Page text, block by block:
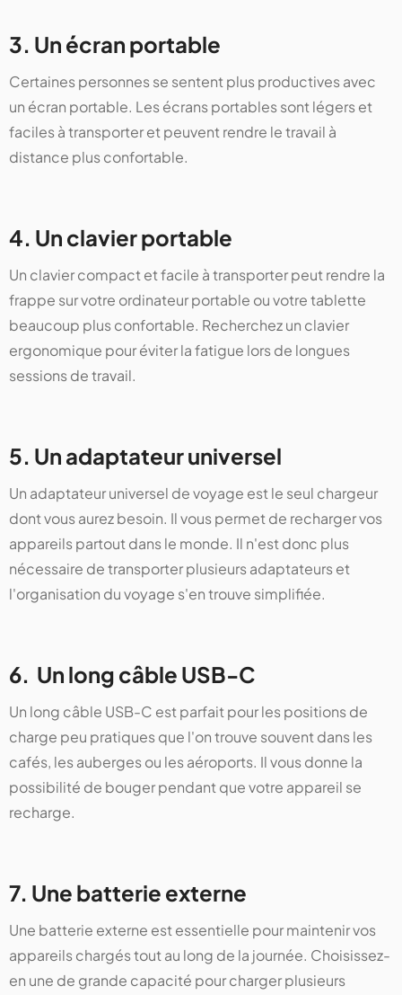
3. Un écran portable
Certaines personnes se sentent plus productives avec
un écran portable. Les écrans portables sont légers et
faciles à transporter et peuvent rendre le travail à
distance plus confortable.
4. Un clavier portable
Un clavier compact et facile à transporter peut rendre la
frappe sur votre ordinateur portable ou votre tablette
beaucoup plus confortable. Recherchez un clavier
ergonomique pour éviter la fatigue lors de longues
sessions de travail.
5. Un adaptateur universel
Un adaptateur universel de voyage est le seul chargeur
dont vous aurez besoin. Il vous permet de recharger vos
appareils partout dans le monde. Il n'est donc plus
nécessaire de transporter plusieurs adaptateurs et
l'organisation du voyage s'en trouve simplifiée.
6. Un long câble USB-C
Un long câble USB-C est parfait pour les positions de
charge peu pratiques que l'on trouve souvent dans les
cafés, les auberges ou les aéroports. Il vous donne la
possibilité de bouger pendant que votre appareil se
recharge.
7. Une batterie externe
Une batterie externe est essentielle pour maintenir vos
appareils chargés tout au long de la journée. Choisissez-
en une de grande capacité pour charger plusieurs